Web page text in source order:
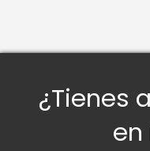
¿Tienes